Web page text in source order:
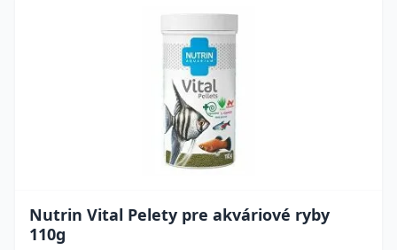
Nutrin Vital Pelety pre akváriové ryby
110g